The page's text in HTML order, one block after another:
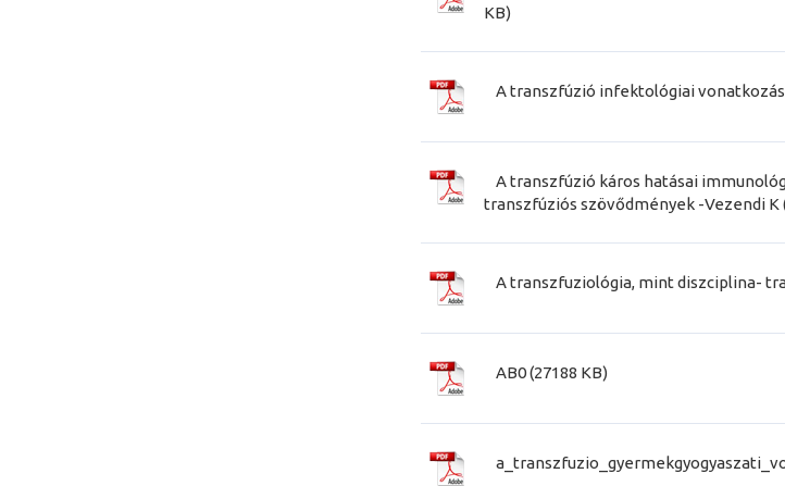
KB)
A transzfúzió infektológiai
A transzfúzió káros hatásai
transzfúziós szövődmények -Vezendi K
A transzfuziológia, mint diszciplina-
AB0 (27188 KB)